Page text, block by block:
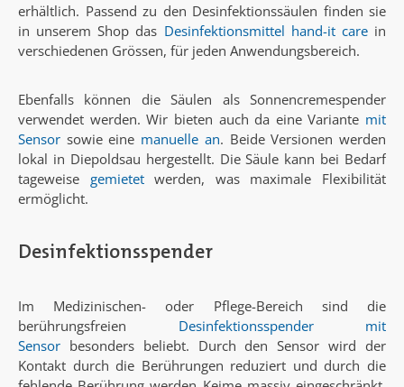
erhältlich. Passend zu den Desinfektionssäulen finden sie
in unserem Shop das Desinfektionsmittel hand-it carein
verschiedenen Grössen, für jeden Anwendungsbereich.
Ebenfalls können die Säulen als Sonnencremespender
verwendet werden. Wir bieten auch da eine Variante mit
Sensor sowie eine manuelle an. Beide Versionen werden
lokal in Diepoldsau hergestellt. Die Säule kann bei Bedarf
tageweise gemietetwerden, was maximale Flexibilität
ermöglicht.
Desinfektionsspender
Im Medizinischen- oder Pflege-Bereich sind die
berührungsfreien Desinfektionsspender mit
Sensor besonders beliebt. Durch den Sensor wird der
Kontakt durch die Berührungen reduziert und durch die